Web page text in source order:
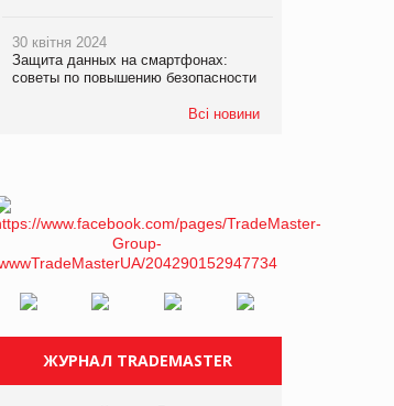
своєї продукції
після російської
атаки
з’явилися паучі Varto Paw
expert від власної ТМ
30 квітня 2024
Защита данных на смартфонах:
советы по повышению безопасности
Всі новини
ЖУРНАЛ TRADEMASTER